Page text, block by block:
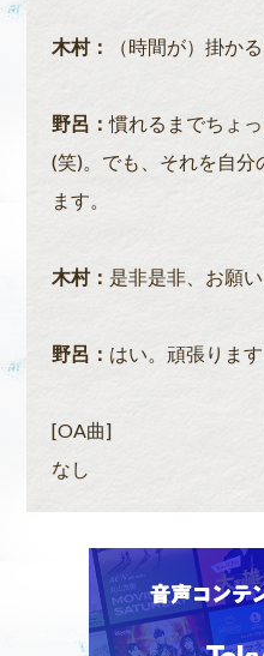
木村： （時間が）掛かる
野呂：慣れるまでちょ
(笑)。でも、それを自分
ます。
木村： 是非是非、お願い
野呂： はい。頑張ります
[OA曲]
なし